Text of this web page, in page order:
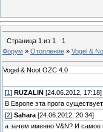
Страница 1 из 1
1
Форум » Отопление » Vogel &
Vogel & Noot OZC 4.0
[1 ] RUZALIN [24.06.2012, 17:18]
В Европе эта прога
[2] Sahara [24.06.2012, 20:34]
а зачем именно V&N? И самое